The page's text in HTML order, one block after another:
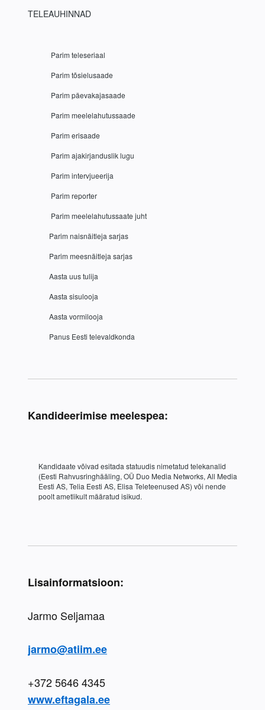
TELEAUHINNAD
Parim teleseriaal
Parim tõsielusaade
Parim päevakajasaade
Parim meelelahutussaade
Parim erisaade
Parim ajakirjanduslik lugu
Parim intervjueerija
Parim reporter
Parim meelelahutussaate juht
Parim naisnäitleja sarjas
Parim meesnäitleja sarjas
Aasta uus tulija
Aasta sisulooja
Aasta vormilooja
Panus Eesti televaldkonda
Kandideerimise meelespea:
Kandidaate võivad esitada statuudis nimetatud telekanalid
(Eesti Rahvusringhääling, OÜ Duo Media Networks, All Media
Eesti AS, Telia Eesti AS, Elisa Teleteenused AS) või nende
poolt ametlikult määratud isikud.
Lisainformatsioon:
Jarmo Seljamaa
jarmo@atiim.ee
www.eftagala.ee